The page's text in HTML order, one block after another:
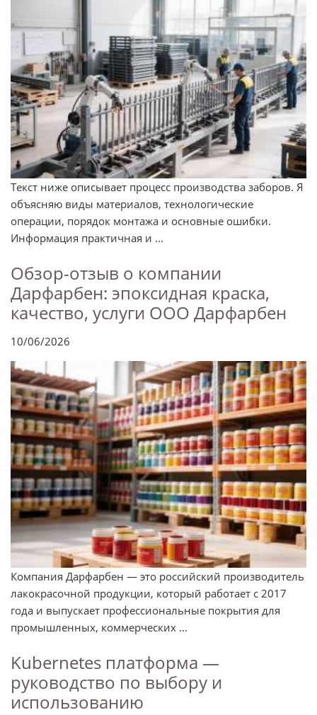
Текст ниже описывает процесс производства заборов. Я
объясняю виды материалов, технологические
операции, порядок монтажа и основные ошибки.
Информация практичная и ...
Обзор-отзыв о компании
Дарфарбен: эпоксидная краска,
качество, услуги ООО Дарфарбен
10/06/2026
Компания Дарфарбен — это российский производитель
лакокрасочной продукции, который работает с 2017
года и выпускает профессиональные покрытия для
промышленных, коммерческих ...
Kubernetes платформа —
руководство по выбору и
использованию